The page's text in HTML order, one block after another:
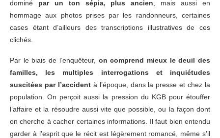
dominé par un ton sépia, plus ancien , mais aussi en
hommage aux photos prises par les randonneurs, certaines
cases étant d’ailleurs des transcriptions illustratives de ces
clichés.
Par le biais de l’enquêteur, on comprend mieux le deuil des
familles, les multiples interrogations et inquiétudes
suscitées par l’accidentà l’époque, dans la presse et chez la
population. On perçoit aussi la pression du KGB pour étouffer
l’affaire et la résoudre aussi vite que possible, ou la façon dont
on cherche à cacher certaines informations. Il faut bien entendu
garder à l’esprit que le récit est légèrement romancé, même s’il